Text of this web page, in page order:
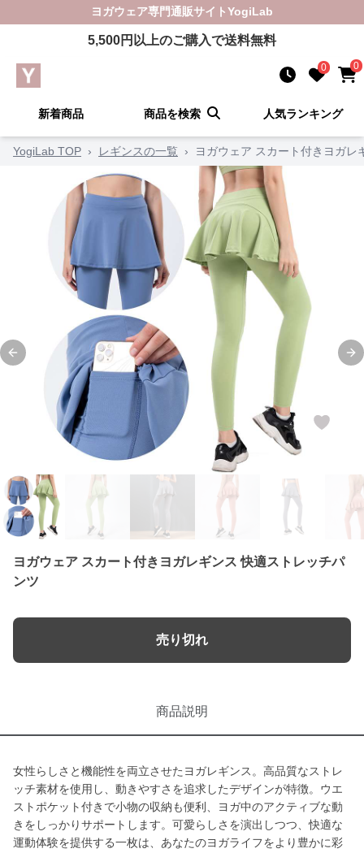
ヨガウェア専門通販サイトYogiLab
5,500円以上のご購入で送料無料
0 0
新着商品 商品を検索 人気ランキング
YogiLab TOP › レギンスの一覧 › ヨガウェア スカート付きヨガレ
Previous slide
ヨガウェア スカート付きヨガレギンス 快適ストレッチパ
ンツ
売り切れ
商品説明
女性らしさと機能性を両立させたヨガレギンス。高品質なストレ
ッチ素材を使用し、動きやすさを追求したデザインが特徴。ウエ
ストポケット付きで小物の収納も便利、ヨガ中のアクティブな動
きをしっかりサポートします。可愛らしさを演出しつつ、快適な
運動体験を提供する一枚は、あなたのヨガライフをより豊かに彩